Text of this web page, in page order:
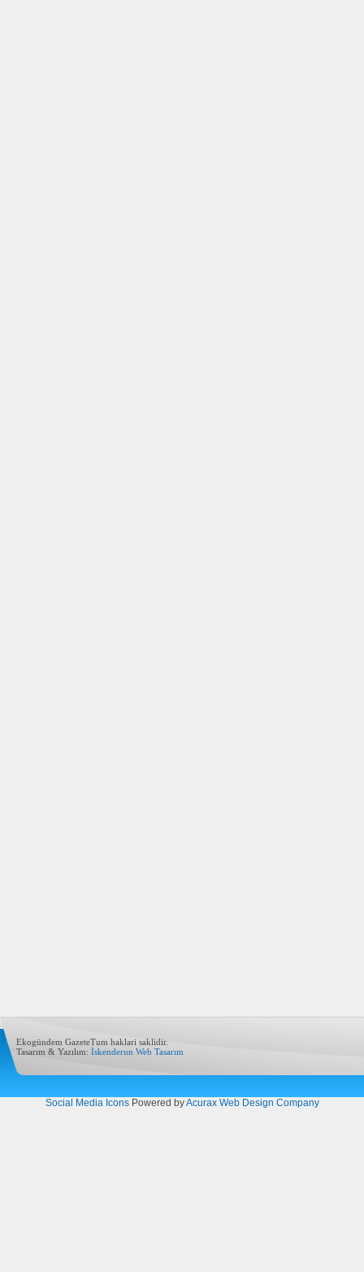
Ekogündem GazeteTum haklari saklidir.
Tasarım & Yazılım: İskenderun Web Tasarım
Social Media IconsPowered byAcurax Web Design Company